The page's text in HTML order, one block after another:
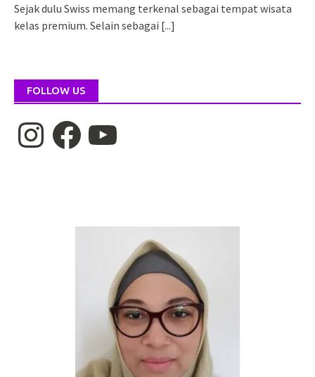
Sejak dulu Swiss memang terkenal sebagai tempat wisata
kelas premium. Selain sebagai [...]
FOLLOW US
InstagramFacebookYouTube